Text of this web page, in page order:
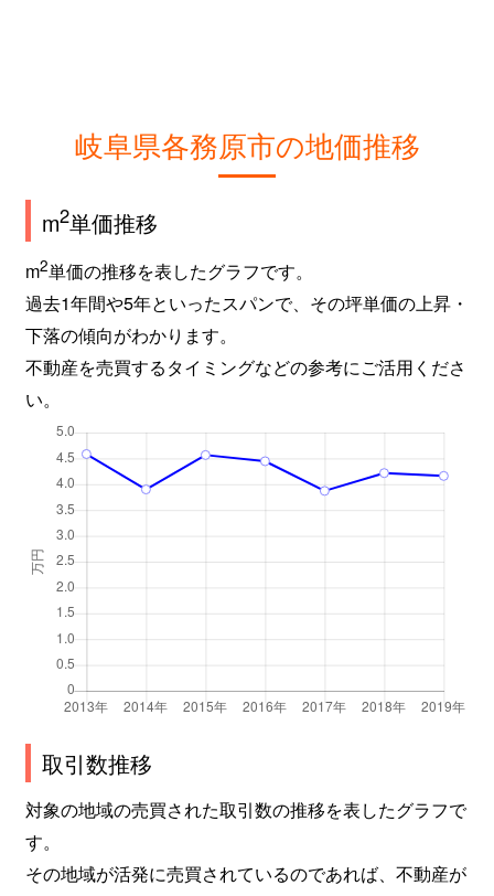
1,600万円
那加新加納町
那加新加納町
1,400万円
那加新田町
990万円
那加住吉町
450万円
各務原市役所前
那加住吉町
1,300万円
六軒(岐阜)
那加大門町
高田橋
那加大門町
那加西市場町
那加西市場町
那加西市場町
1,300万円
新加納
那加西野町
那加日吉町
2,400万円
新加納
那加前洞新町
1,400万円 市民公園前
岐阜県各務原市の地価推移
m2単価推移
m2単価の推移を表したグラフです。
過去1年間や5年といったスパンで、その坪単価の上昇・
下落の傾向がわかります。
不動産を売買するタイミングなどの参考にご活用くださ
い。
取引数推移
対象の地域の売買された取引数の推移を表したグラフで
す。
その地域が活発に売買されているのであれば、不動産が